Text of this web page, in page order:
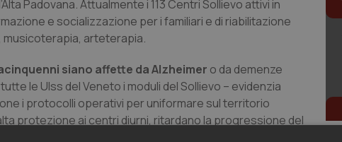
Padovana. Attualmente i 113 Centri Sollievo attivi in
e socializzazione per i familiari e di riabilitazione
arteterapia.
siano affette da Alzheimer o da demenze
le Ulss del Veneto i moduli del Sollievo – evidenzia
i protocolli operativi per uniformare sul territorio
protezione ai centri diurni, ritardano la progressione del
non lasciano sole le famiglie”.